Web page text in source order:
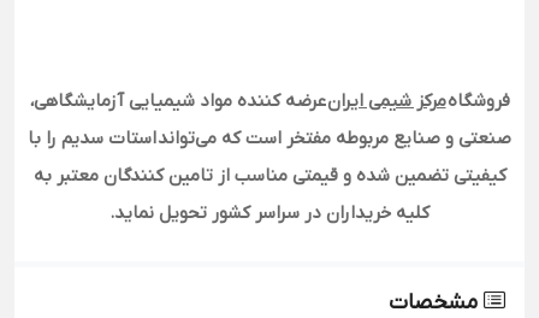
فروشگاهمرکز شیمی ایرانعرضه کننده مواد شیمیایی آزمایشگاهی،
صنعتی و صنایع مربوطه مفتخر است که می‌توانداستات سدیم را با
کیفیتی تضمین شده و قیمتی مناسب از تامین کنندگان معتبر به
کلیه خریداران در سراسر کشور تحویل نماید.
مشخصات